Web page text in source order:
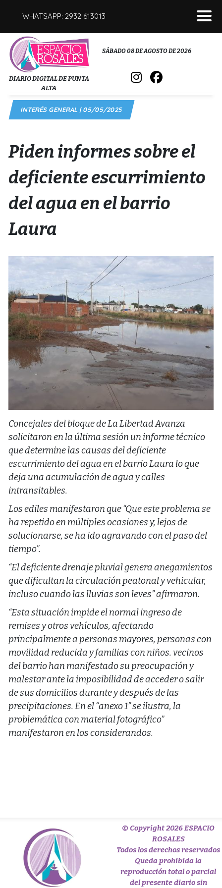
WHATSAPP: 2932 613013
POLICIALES
INTERÉS GENERAL
DEPORTES
DIARIO DIGITAL DE PUNTA
ALTA
SÁBADO 08 DE AGOSTO DE 2026
INTERÉS GENERAL | 05/05/2025
Piden informes sobre el
deficiente escurrimiento
del agua en el barrio
Laura
Concejales del bloque de La Libertad Avanza
solicitaron en la última sesión un informe técnico
que determine las causas del deficiente
escurrimiento del agua en el barrio Laura lo que
deja una acumulación de agua y calles
intransitables.
Los ediles manifestaron que “Que este problema se
ha repetido en múltiples ocasiones y, lejos de
solucionarse, se ha ido agravando con el paso del
tiempo”.
“El deficiente drenaje pluvial genera anegamientos
que dificultan la circulación peatonal y vehicular,
incluso cuando las lluvias son leves” afirmaron.
“Esta situación impide el normal ingreso de
remises y otros vehículos, afectando
principalmente a personas mayores, personas con
movilidad reducida y familias con niños. vecinos
del barrio han manifestado su preocupación y
malestar ante la imposibilidad de acceder o salir
de sus domicilios durante y después de las
precipitaciones. En el “anexo 1” se ilustra, la
problemática con material fotográfico”
manifestaron en los considerandos.
© Copyright 2026 ESPACIO
ROSALES
Todos los derechos reservados
Queda prohibida la
reproducción total o parcial
del presente diario sin